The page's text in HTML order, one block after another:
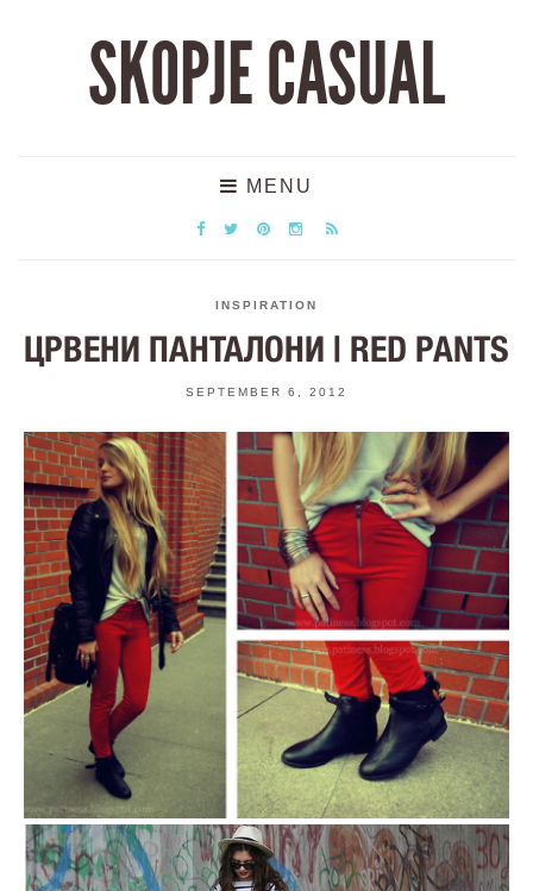
SKOPJE CASUAL
MENU
INSPIRATION
ЦРВЕНИ ПАНТАЛОНИ | RED PANTS
SEPTEMBER 6, 2012